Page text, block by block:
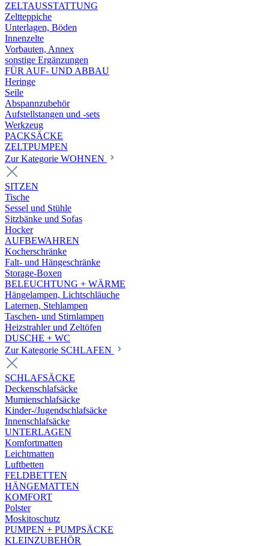
ZELTAUSSTATTUNG
Zeltteppiche
Unterlagen, Böden
Innenzelte
Vorbauten, Annex
sonstige Ergänzungen
FÜR AUF- UND ABBAU
Heringe
Seile
Abspannzubehör
Aufstellstangen und -sets
Werkzeug
PACKSÄCKE
ZELTPUMPEN
Zur Kategorie WOHNEN
SITZEN
Tische
Sessel und Stühle
Sitzbänke und Sofas
Hocker
AUFBEWAHREN
Kocherschränke
Falt- und Hängeschränke
Storage-Boxen
BELEUCHTUNG + WÄRME
Hängelampen, Lichtschläuche
Laternen, Stehlampen
Taschen- und Stirnlampen
Heizstrahler und Zeltöfen
DUSCHE + WC
Zur Kategorie SCHLAFEN
SCHLAFSÄCKE
Deckenschlafsäcke
Mumienschlafsäcke
Kinder-/Jugendschlafsäcke
Innenschlafsäcke
UNTERLAGEN
Komfortmatten
Leichtmatten
Luftbetten
FELDBETTEN
HÄNGEMATTEN
KOMFORT
Polster
Moskitoschutz
PUMPEN + PUMPSÄCKE
KLEINZUBEHÖR